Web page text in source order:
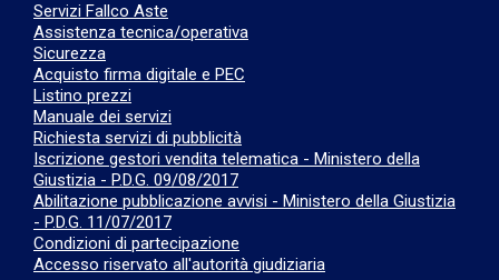
Servizi Fallco Aste
Assistenza tecnica/operativa
Sicurezza
Acquisto firma digitale e PEC
Listino prezzi
Manuale dei servizi
Richiesta servizi di pubblicità
Iscrizione gestori vendita telematica - Ministero della
Giustizia - P.D.G. 09/08/2017
Abilitazione pubblicazione avvisi - Ministero della Giustizia
- P.D.G. 11/07/2017
Condizioni di partecipazione
Accesso riservato all'autorità giudiziaria